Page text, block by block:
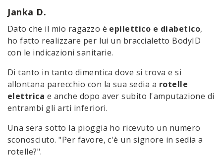
Janka D.
Dato che il mio ragazzo è epilettico e diabetico,
ho fatto realizzare per lui un braccialetto BodyID
con le indicazioni sanitarie.
Di tanto in tanto dimentica dove si trova e si
allontana parecchio con la sua sedia a rotelle
elettrica e anche dopo aver subito l'amputazione di
entrambi gli arti inferiori.
Una sera sotto la pioggia ho ricevuto un numero
sconosciuto. "Per favore, c'è un signore in sedia a
rotelle?".